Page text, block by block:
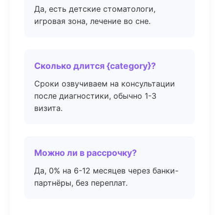
Да, есть детские стоматологи,
игровая зона, лечение во сне.
Сколько длится {category}?
Сроки озвучиваем на консультации
после диагностики, обычно 1-3
визита.
Можно ли в рассрочку?
Да, 0% на 6-12 месяцев через банки-
партнёры, без переплат.